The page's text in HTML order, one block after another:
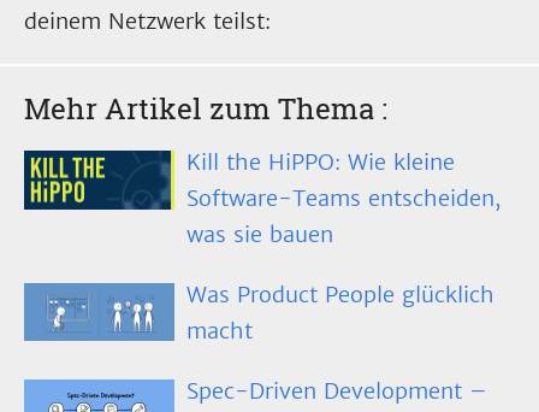
deinem Netzwerk teilst:
Mehr Artikel zum Thema :
Kill the HiPPO: Wie kleine
Software-Teams entscheiden,
was sie bauen
Was Product People glücklich
macht
Spec-Driven Development –